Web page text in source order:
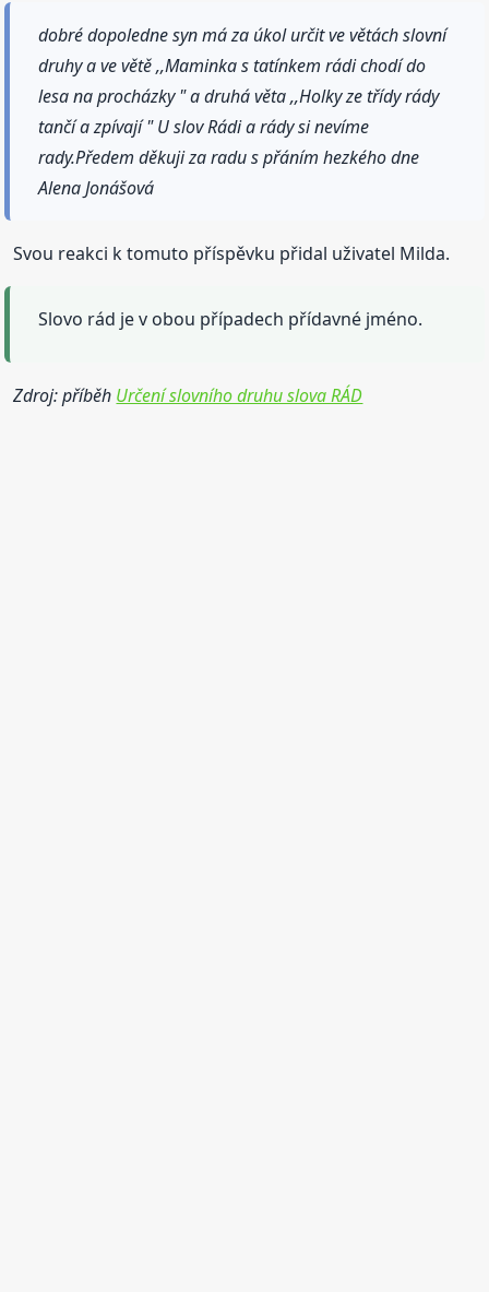
dobré dopoledne syn má za úkol určit ve větách slovní
druhy a ve větě ,,Maminka s tatínkem rádi chodí do
lesa na procházky " a druhá věta ,,Holky ze třídy rády
tančí a zpívají " U slov Rádi a rády si nevíme
rady.Předem děkuji za radu s přáním hezkého dne
Alena Jonášová
Svou reakci k tomuto příspěvku přidal uživatel Milda.
Slovo rád je v obou případech přídavné jméno.
Zdroj: příběh Určení slovního druhu slova RÁD